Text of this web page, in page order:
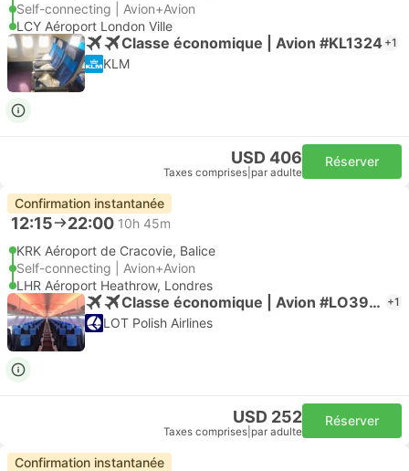
Self-connecting | Avion+Avion
LCY Aéroport London Ville
Classe économique | Avion #KL1324 +1
KLM
USD 406
Taxes comprises par adulte
Réserver
Confirmation instantanée
12:15 22:00 10h 45m
KRK Aéroport de Cracovie, Balice
Self-connecting | Avion+Avion
LHR Aéroport Heathrow, Londres
Classe économique | Avion #LO3908 +1
LOT Polish Airlines
USD 252
Taxes comprises par adulte
Réserver
Confirmation instantanée